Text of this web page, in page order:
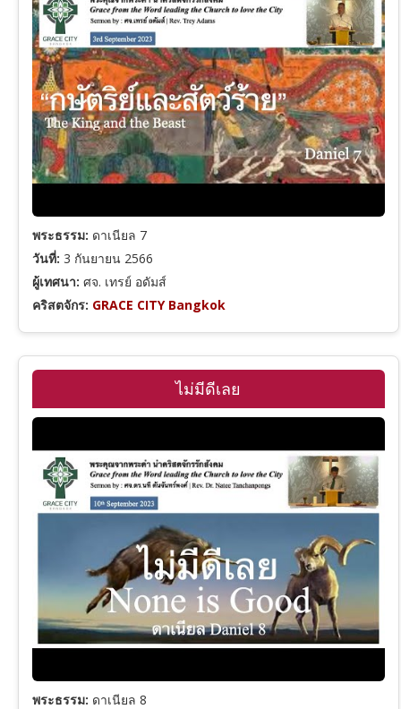
พระธรรม: ดาเนียล 7
วันที่: 3 กันยายน 2566
ผู้เทศนา: ศจ. เทรย์ อดัมส์
คริสตจักร: GRACE CITY Bangkok
ไม่มีดีเลย
พระธรรม: ดาเนียล 8